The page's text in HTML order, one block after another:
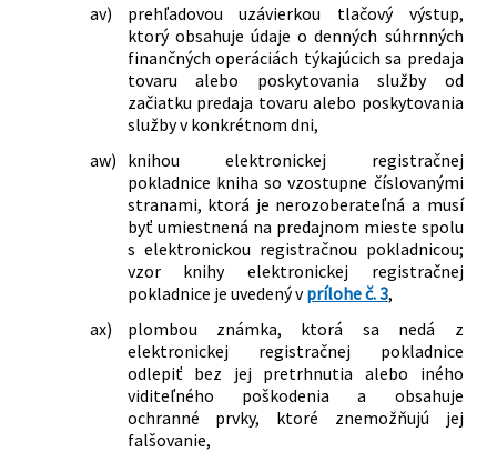
av)
prehľadovou uzávierkou tlačový výstup,
ktorý obsahuje údaje o denných súhrnných
finančných operáciách týkajúcich sa predaja
tovaru alebo poskytovania služby od
začiatku predaja tovaru alebo poskytovania
služby v konkrétnom dni,
aw) knihou elektronickej registračnej
pokladnice kniha so vzostupne číslovanými
stranami, ktorá je nerozoberateľná a musí
byť umiestnená na predajnom mieste spolu
s elektronickou registračnou pokladnicou;
vzor knihy elektronickej registračnej
pokladnice je uvedený vprílohe č. 3,
ax)
plombou známka, ktorá sa nedá z
elektronickej registračnej pokladnice
odlepiť bez jej pretrhnutia alebo iného
viditeľného poškodenia a obsahuje
ochranné prvky, ktoré znemožňujú jej
falšovanie,